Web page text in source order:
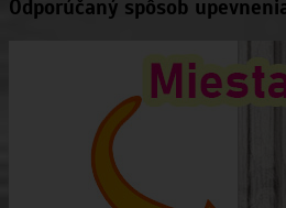
Odporúčaný spôsob